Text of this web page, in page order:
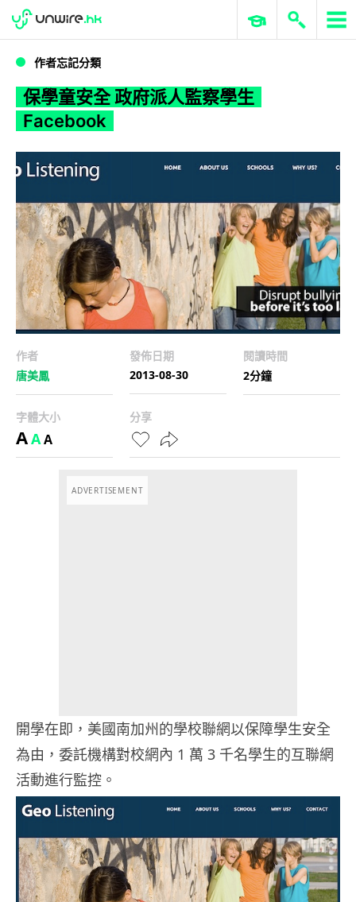
保學童安全 政府派人監察學生 Facebook
WWDC 2026 ERP 與商業 AI
作者忘記分類
保學童安全 政府派人監察學生
Facebook
作者
唐美鳳
發佈日期
2013-08-30
閱讀時間
2分鐘
字體大小
AAA
分享
ADVERTISEMENT
開學在即，美國南加州的學校聯網以保障學生安全
為由，委託機構對校網內 1 萬 3 千名學生的互聯網
活動進行監控。